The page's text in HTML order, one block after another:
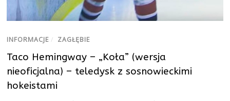
INFORMACJE / ZAGŁĘBIE
Taco Hemingway – „Koła” (wersja
nieoficjalna) – teledysk z sosnowieckimi
hokeistami